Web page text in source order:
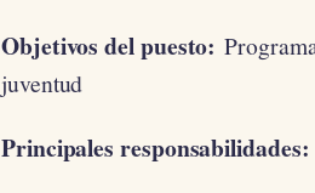
Objetivos del puesto:
juventud
Principales responsabilidades: